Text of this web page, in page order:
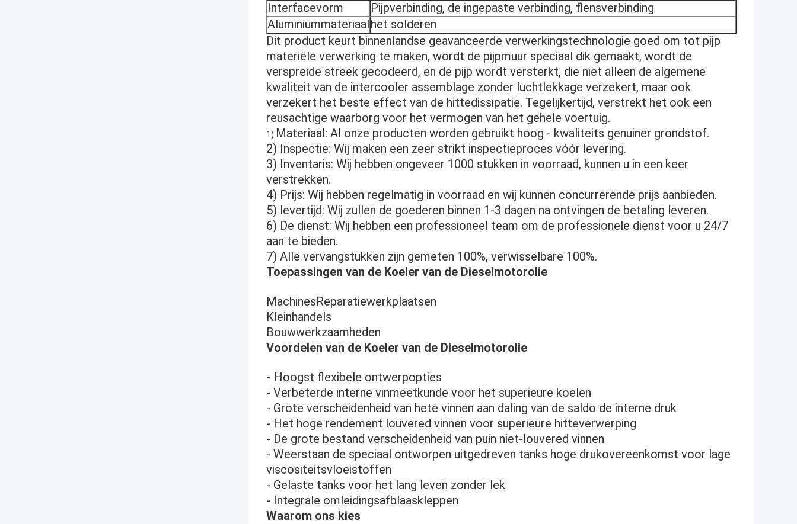
Interfacevorm
Pijpverbinding, de ingepaste verbinding, flensverbinding
Aluminiummateriaalhet solderen
Dit product keurt binnenlandse geavanceerde verwerkingstechnologie goed om tot pijp
materiële verwerking te maken, wordt de pijpmuur speciaal dik gemaakt, wordt de
verspreide streek gecodeerd, en de pijp wordt versterkt, die niet alleen de algemene
kwaliteit van de intercooler assemblage zonder luchtlekkage verzekert, maar ook
verzekert het beste effect van de hittedissipatie. Tegelijkertijd, verstrekt het ook een
reusachtige waarborg voor het vermogen van het gehele voertuig.
1) Materiaal: Al onze producten worden gebruikt hoog - kwaliteits genuiner grondstof.
2) Inspectie: Wij maken een zeer strikt inspectieproces vóór levering.
3) Inventaris: Wij hebben ongeveer 1000 stukken in voorraad, kunnen u in een keer
verstrekken.
4) Prijs: Wij hebben regelmatig in voorraad en wij kunnen concurrerende prijs aanbieden.
5) levertijd: Wij zullen de goederen binnen 1-3 dagen na ontvingen de betaling leveren.
6) De dienst: Wij hebben een professioneel team om de professionele dienst voor u 24/7
aan te bieden.
7) Alle vervangstukken zijn gemeten 100%, verwisselbare 100%.
Toepassingen van de Koeler van de Dieselmotorolie
MachinesReparatiewerkplaatsen
Kleinhandels
Bouwwerkzaamheden
Voordelen van de Koeler van de Dieselmotorolie
- Hoogst flexibele ontwerpopties
- Verbeterde interne vinmeetkunde voor het superieure koelen
- Grote verscheidenheid van hete vinnen aan daling van de saldo de interne druk
- Het hoge rendement louvered vinnen voor superieure hitteverwerping
- De grote bestand verscheidenheid van puin niet-louvered vinnen
- Weerstaan de speciaal ontworpen uitgedreven tanks hoge drukovereenkomst voor lage
viscositeitsvloeistoffen
- Gelaste tanks voor het lang leven zonder lek
- Integrale omleidingsafblaaskleppen
Waarom ons kies